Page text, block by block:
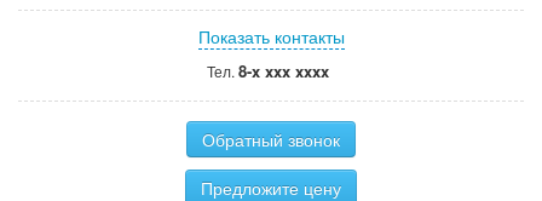
Показать контакты
Тел. 8-x xxx xxxx
Обратный звонок
Предложите цену